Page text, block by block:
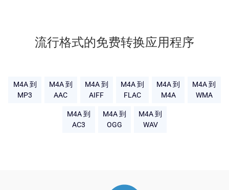
流行格式的免费转换应用程序
M4A 到
MP3
M4A 到
AAC
M4A 到
AIFF
M4A 到
FLAC
M4A 到
M4A
M4A 到
WMA
M4A 到
AC3
M4A 到
OGG
M4A 到
WAV